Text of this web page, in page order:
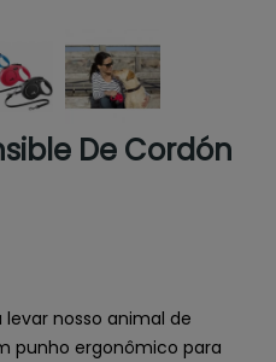
De Cordón
nosso animal de
punho ergonômico para